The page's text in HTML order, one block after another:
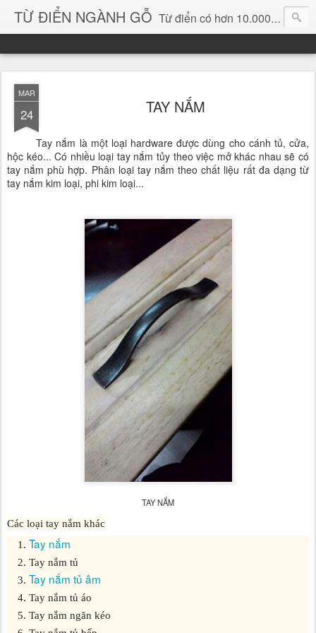
TỪ ĐIỂN NGÀNH GỖ Từ điển có hơn 10.000 từ chuyên ngành gỗ và hình ảnh, video, phần mềm chuyên ngành gỗ. chuyên dùng tìm kiếm, thông tin, vật liệu mới, sản phẩm, ý tưởng, thiết kế, sản xuất, thương mại ngành gỗ...
MAR
24 TAY NẮM
Tay nắm là một loại hardware được dùng cho cánh tủ, cửa,
hộc kéo... Có nhiều loại tay nắm tủy theo việc mở khác nhau sẽ có
tay nắm phù hợp. Phân loại tay nắm theo chất liệu rất đa dạng từ
tay nắm kim loại, phi kim loại...
TAY NẮM
Các loại tay nắm khác
Tay nắm
Tay nắm tủ
Tay nắm tủ âm
Tay nắm tủ áo
Tay nắm ngăn kéo